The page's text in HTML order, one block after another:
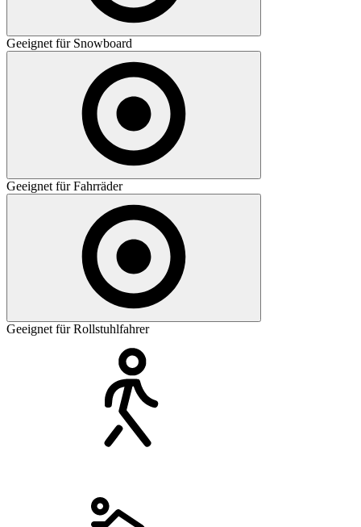
Geeignet für Snowboard
Geeignet für Fahrräder
Geeignet für Rollstuhlfahrer